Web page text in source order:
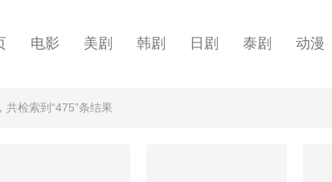
电影 美剧 韩剧 日剧 泰剧 动漫
，共检索到“475”条结果